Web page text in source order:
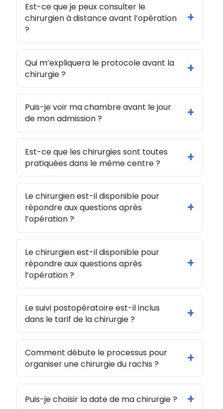
Est-ce que je peux consulter le
chirurgien à distance avant l’opération
?
+
Qui m’expliquera le protocole avant la
chirurgie ?
+
Puis-je voir ma chambre avant le jour
de mon admission ?
+
Est-ce que les chirurgies sont toutes
pratiquées dans le même centre ?
+
Le chirurgien est-il disponible pour
répondre aux questions après
l’opération ?
+
Le chirurgien est-il disponible pour
répondre aux questions après
l’opération ?
+
Le suivi postopératoire est-il inclus
dans le tarif de la chirurgie ?
+
Comment débute le processus pour
organiser une chirurgie du rachis ?
+
Puis-je choisir la date de ma chirurgie ? +